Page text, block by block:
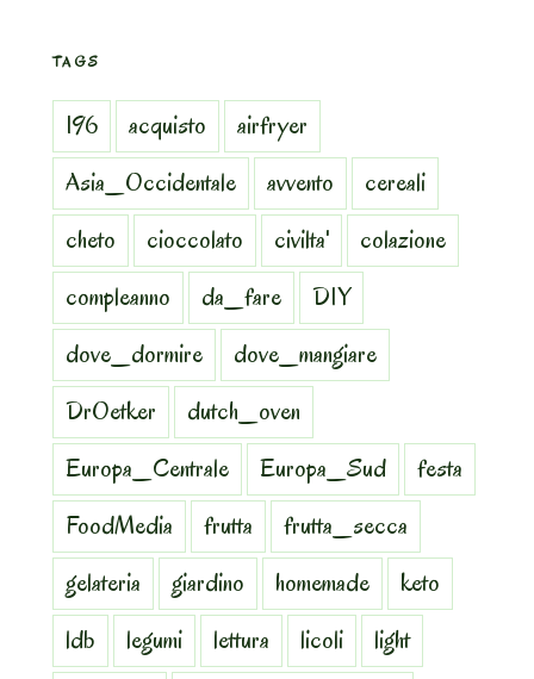
TAGS
196 acquisto
airfryer
Asia_Occidentale
avvento
cereali
cheto
cioccolato civilta'
colazione
compleanno
da_fare
DIY
dove_dormire
dove_mangiare
DrOetker
dutch_oven
Europa_Centrale
Europa_Sud
festa
FoodMedia
frutta
frutta_secca
gelateria
giardino homemade
keto
ldb
legumi lettura licoli
light